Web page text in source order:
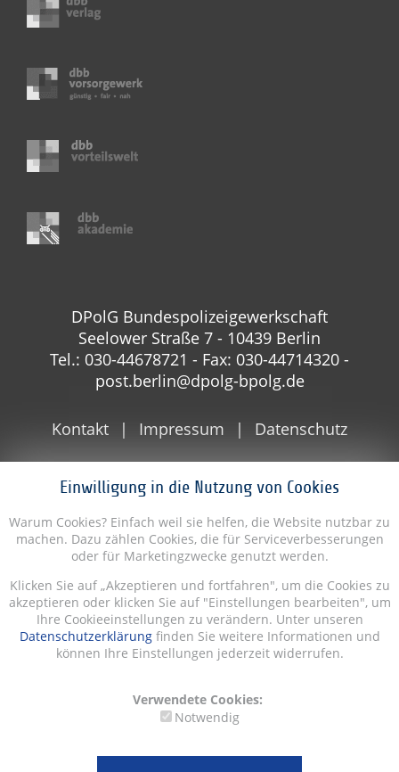
Einwilligung in die Nutzung von Cookies
Warum Cookies? Einfach weil sie helfen, die Website nutzbar zu
machen. Dazu zählen Cookies, die für Serviceverbesserungen
oder für Marketingzwecke genutzt werden.
Klicken Sie auf „Akzeptieren und fortfahren", um die Cookies zu
akzeptieren oder klicken Sie auf "Einstellungen bearbeiten", um
Ihre Cookieeinstellungen zu verändern. Unter unseren
Datenschutzerklärungfinden Sie weitere Informationen und
können Ihre Einstellungen jederzeit widerrufen.
Verwendete Cookies:
Notwendig
DPolG Bundespolizeigewerkschaft
Seelower Straße 7 - 10439 Berlin
Tel.: 030-44678721 - Fax: 030-44714320 -
post.berlin@dpolg-bpolg.de
Kontakt Impressum Datenschutz